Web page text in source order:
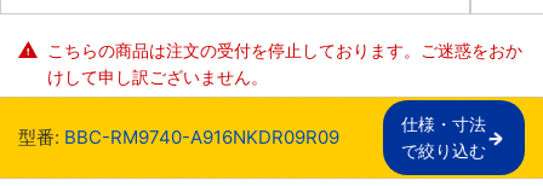
こちらの商品は注文の受付を停止しております。ご迷惑をおか
けして申し訳ございません。
型番: BBC-RM9740-A916NKDR09R09
仕様・寸法
で絞り込む